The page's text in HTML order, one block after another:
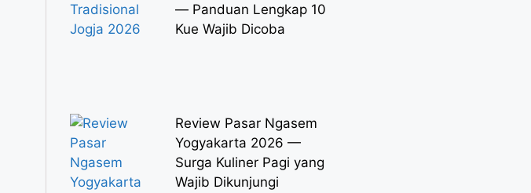
— Panduan Lengkap 10
Kue Wajib Dicoba
Review Pasar Ngasem
Yogyakarta 2026 —
Surga Kuliner Pagi yang
Wajib Dikunjungi